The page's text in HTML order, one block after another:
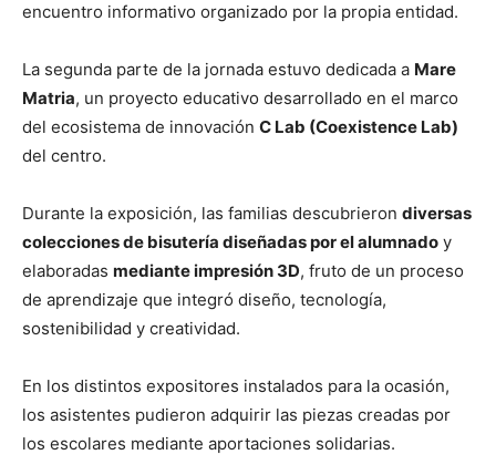
encuentro informativo organizado por la propia entidad.
La segunda parte de la jornada estuvo dedicada a Mare
Matria, un proyecto educativo desarrollado en el marco
del ecosistema de innovación C Lab (Coexistence Lab)
del centro.
Durante la exposición, las familias descubrieron diversas
colecciones de bisutería diseñadas por el alumnado y
elaboradas mediante impresión 3D, fruto de un proceso
de aprendizaje que integró diseño, tecnología,
sostenibilidad y creatividad.
En los distintos expositores instalados para la ocasión,
los asistentes pudieron adquirir las piezas creadas por
los escolares mediante aportaciones solidarias.